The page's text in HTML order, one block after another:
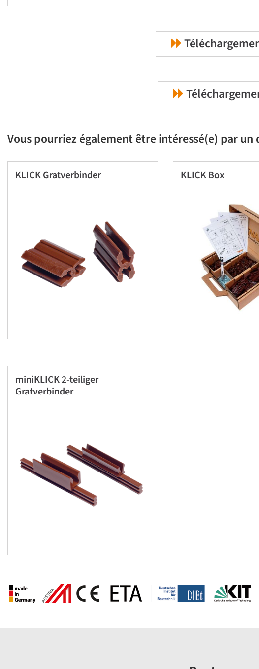
Vous pourriez également être intéressé(e) par un
KLICK Gratverbinder KLICK Box
miniKLICK 2-teiliger
Gratverbinder